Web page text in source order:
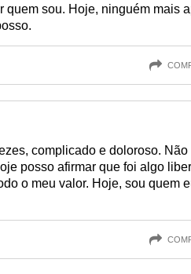
quem sou. Hoje, ninguém mais
complicado e doloroso. Não
posso afirmar que foi algo
o meu valor. Hoje, sou quem